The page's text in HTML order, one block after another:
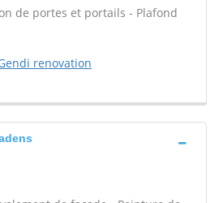
de portes et portails - Plafond
renovation